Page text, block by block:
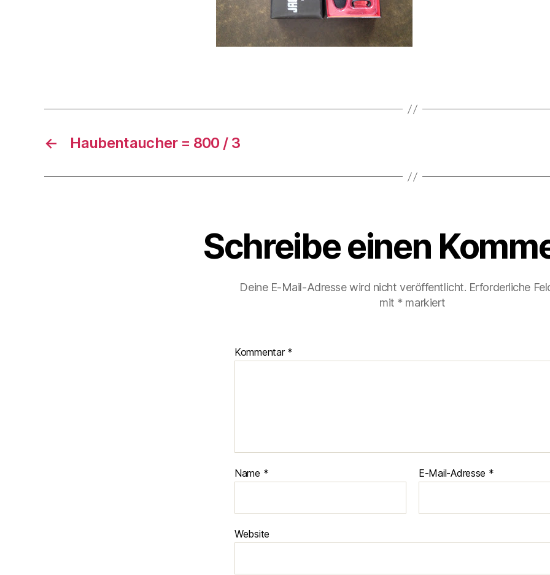
← Haubentaucher = 800 / 3
Schreibe einen
Deine E-Mail-Adresse wird nicht veröffentlicht. Erforderliche
mit * markiert
Kommentar *
Name * E-Mail-Adresse *
Website